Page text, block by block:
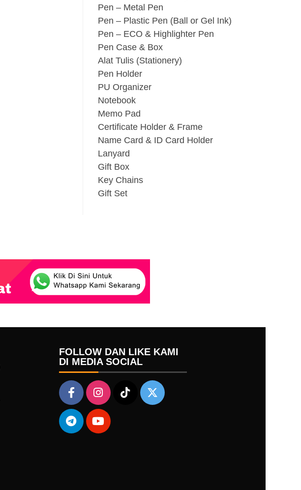
Pen – Metal Pen
Pen – Plastic Pen (Ball or Gel Ink)
Pen – ECO & Highlighter Pen
Pen Case & Box
Alat Tulis (Stationery)
Pen Holder
PU Organizer
Notebook
Memo Pad
Certificate Holder & Frame
Name Card & ID Card Holder
Lanyard
Gift Box
Key Chains
Gift Set
FOLLOW DAN LIKE KAMI
DI MEDIA SOCIAL